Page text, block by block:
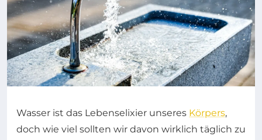
Wasser ist das Lebenselixier unseres Körpers,
doch wie viel sollten wir davon wirklich täglich zu